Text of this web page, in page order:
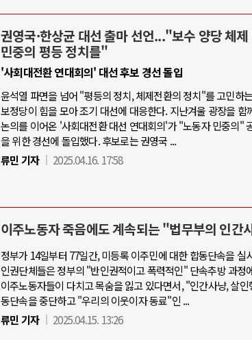
권영국·한상균 대선 출마 선언..."보수 양당 체
민중의 평등 정치를"
'사회대전환 연대회의' 대선 후보 경선 돌입
윤석열 파면을 넘어 "평등의 정치, 체제전환의 정치"를 고민하
보정당이 힘을 모아 조기 대선에 대응한다. 지난겨울 광장을 함
논의를 이어온 '사회대전환 대선 연대회의'가 "노동자 민중의"
을 위한 경선에 돌입했다. 후보로는 권영국 ...
류민 기자
2025.04.16. 17:58
이주노동자 죽음에도 계속되는 "법무부의 인간
정부가 14일부터 77일간, 미등록 이주민에 대한 합동단속을 실
인권단체들은 정부의 "반인권적이고 폭력적인" 단속추방 과정
이주노동자들이 다치고 목숨을 잃고 있다면서, "인간사냥, 살
동단속을 중단하고 "우리의 이웃이자 동료"인 ...
류민 기자
2025.04.15. 13:26